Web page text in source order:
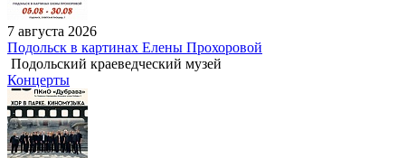
7 августа 2026
Подольск в картинах Елены Прохоровой
Подольский краеведческий музей
Концерты